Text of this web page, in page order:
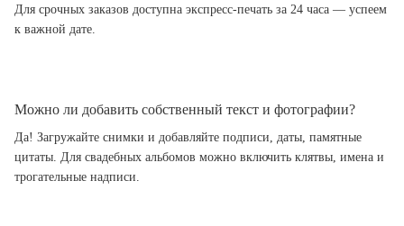
Для срочных заказов доступна экспресс-печать за 24 часа — успеем
к важной дате.
Можно ли добавить собственный текст и фотографии?
Да! Загружайте снимки и добавляйте подписи, даты, памятные
цитаты. Для свадебных альбомов можно включить клятвы, имена и
трогательные надписи.